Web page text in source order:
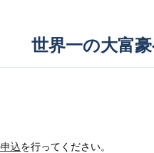
世界一の大富
込を行ってください。